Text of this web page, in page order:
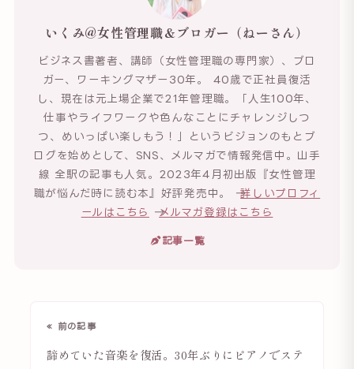
いくみ@女性管理職＆ブロガー（ねーさん）
ビジネス書著者、講師（女性管理職の専門家）、ブロ
ガー、ワーキングマザー30年。 40歳で正社員復活
し、現在は元上場企業で21年管理職。「人生100年、
仕事やライフワークや色んなことにチャレンジしつ
つ、めいっぱい楽しもう！」というビジョンのもとブ
ログを始めとして、SNS、メルマガで情報発信中。山手
線 全駅の記事も人気。2023年4月初出版『女性管理
職が悩んだ時に読む本』好評発売中。 →詳しいプロフィ
ールはこちら
→メルマガ登録はこちら
記事一覧
« 前の記事
諦めていた音楽を復活。30年ぶりにピアノでステ